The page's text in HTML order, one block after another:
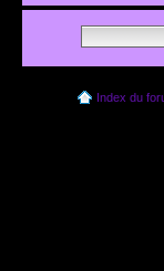
Index du